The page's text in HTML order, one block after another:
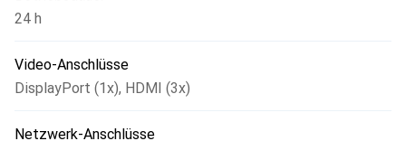
24 h
Video-Anschlüsse
DisplayPort (1x), HDMI (3x)
Netzwerk-Anschlüsse